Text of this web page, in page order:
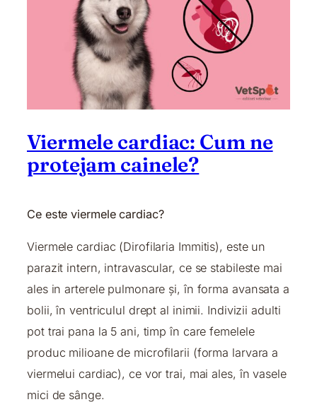
PROGRAMEAZĂ
Viermele cardiac: Cum ne
protejam cainele?
Ce este viermele cardiac?
Viermele cardiac (Dirofilaria Immitis), este un
parazit intern, intravascular, ce se stabileste mai
ales in arterele pulmonare și, în forma avansata a
bolii, în ventriculul drept al inimii. Indivizii adulti
pot trai pana la 5 ani, timp în care femelele
produc milioane de microfilarii (forma larvara a
viermelui cardiac), ce vor trai, mai ales, în vasele
mici de sânge.